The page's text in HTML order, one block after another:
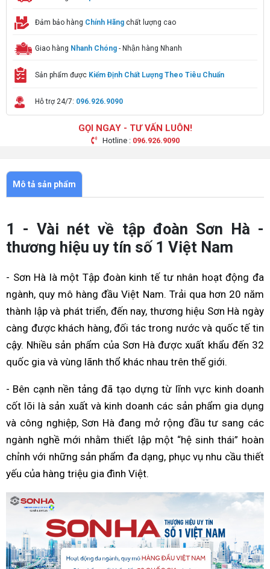
Đảm bảo hàng Chính Hãng chất lượng cao
Giao hàng Nhanh Chóng - Nhận hàng Nhanh
Sản phẩm được Kiểm Định Chất Lượng Theo Tiêu Chuẩn
Hỗ trợ 24/7: 096.926.9090
GỌI NGAY - TƯ VẤN LUÔN!
Hotline : 096.926.9090
Mô tả sản phẩm
1 - Vài nét về tập đoàn Sơn Hà -
thương hiệu uy tín số 1 Việt Nam
- Sơn Hà là một Tập đoàn kinh tế tư nhân hoạt động đa
ngành, quy mô hàng đầu Việt Nam. Trải qua hơn 20 năm
thành lập và phát triển, đến nay, thương hiệu Sơn Hà ngày
càng được khách hàng, đối tác trong nước và quốc tế tin
cậy. Nhiều sản phẩm của Sơn Hà được xuất khẩu đến 32
quốc gia và vùng lãnh thổ khác nhau trên thế giới.
- Bên cạnh nền tảng đã tạo dựng từ lĩnh vực kinh doanh
cốt lõi là sản xuất và kinh doanh các sản phẩm gia dụng
và công nghiệp, Sơn Hà đang mở rộng đầu tư sang các
ngành nghề mới nhằm thiết lập một “hệ sinh thái” hoàn
chỉnh với những sản phẩm đa dạng, phục vụ nhu cầu thiết
yếu của hàng triệu gia đình Việt.